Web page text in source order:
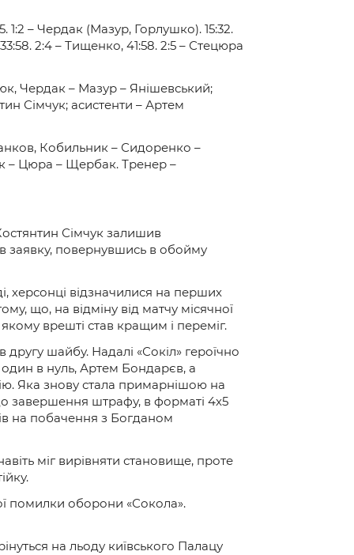
– Чердак (Мазур, Горлушко). 15:32.
2:4 – Тищенко, 41:58. 2:5 – Стецюра
Чердак – Мазур – Янішевський;
Сімчук; асистенти – Артем
Кобильник – Сидоренко –
– Цюра – Щербак. Тренер –
Сімчук залишив
в заявку, повернувшись в обойму
херсонці відзначилися на перших
що, на відміну від матчу місячної
врешті став кращим і переміг.
шайбу. Надалі «Сокіл» героїчно
один в нуль, Артем Бондарєв, а
Яка знову стала примарнішою на
завершення штрафу, в форматі 4х5
на побачення з Богданом
міг вирівняти становище, проте
помилки оборони «Сокола».
на льоду київського Палацу